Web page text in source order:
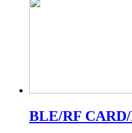
BLE/RF